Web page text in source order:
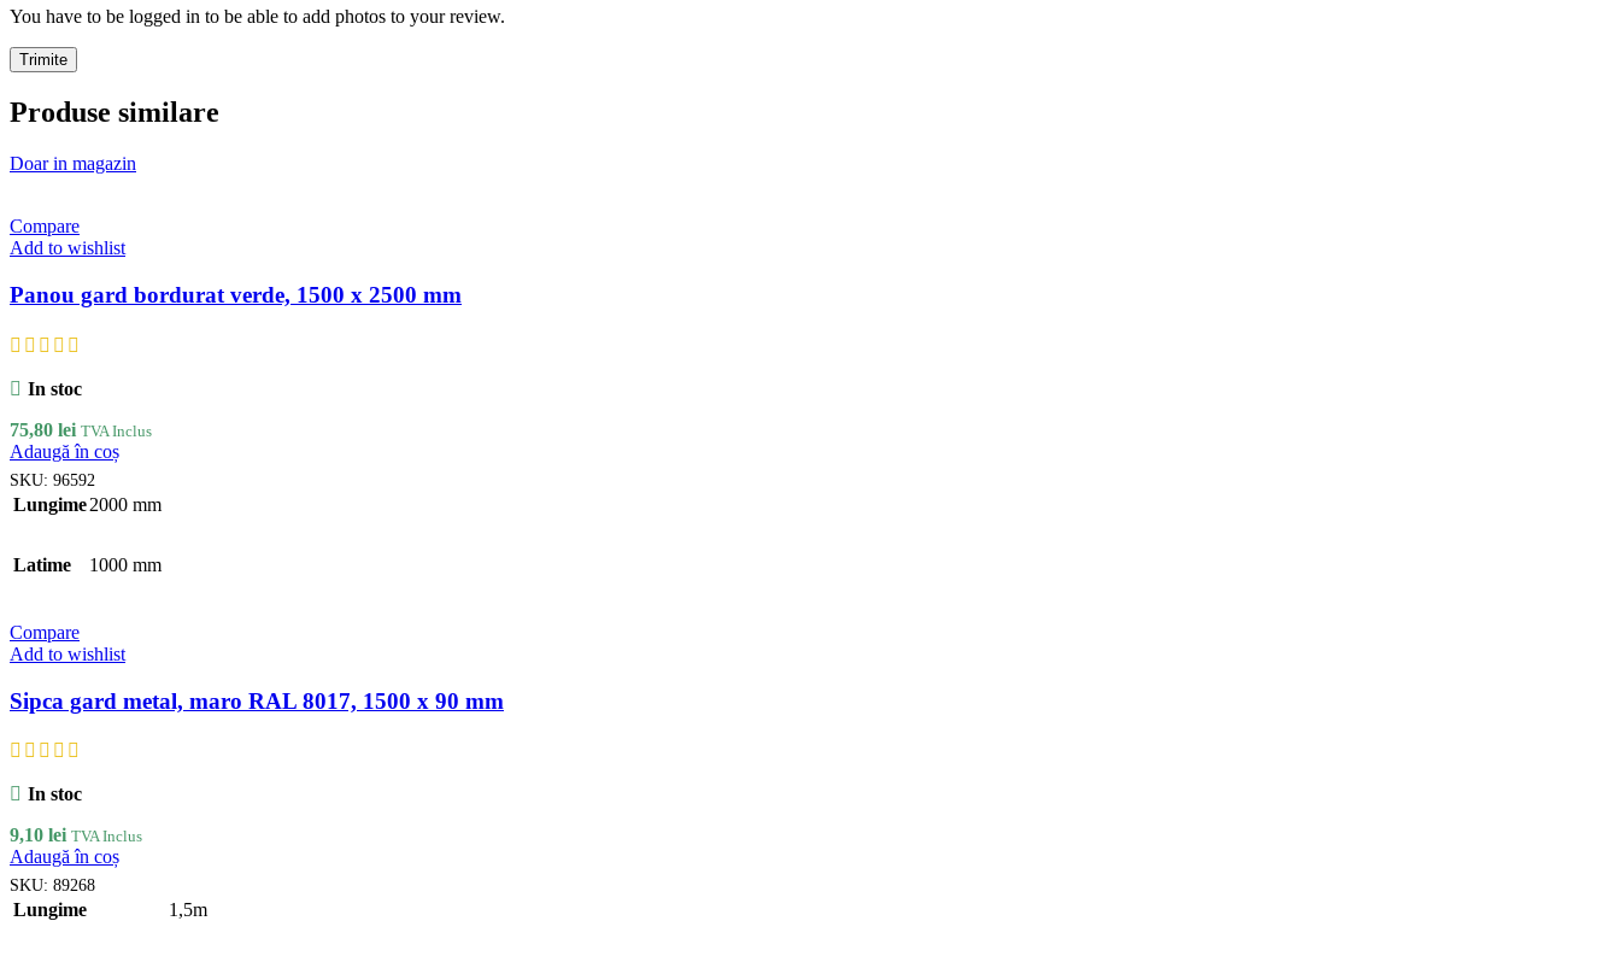
You have to be logged in to be able to add photos to your review.
Produse similare
Doar in magazin
Compare
Add to wishlist
Panou gard bordurat verde, 1500 x 2500 mm
In stoc
75,80 lei TVA Inclus
Adaugă în coș
SKU: 96592
Lungime2000 mm
Latime 1000 mm
Compare
Add to wishlist
Sipca gard metal, maro RAL 8017, 1500 x 90 mm
In stoc
9,10 lei TVA Inclus
Adaugă în coș
SKU: 89268
Lungime 1,5m